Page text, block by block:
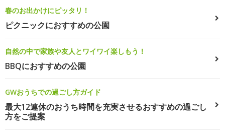
春のお出かけにピッタリ！
ピクニックにおすすめの公園
自然の中で家族や友人とワイワイ楽しもう！
BBQにおすすめの公園
GWおうちでの過ごし方ガイド
最大12連休のおうち時間を充実させるおすすめの過ごし
方をご提案